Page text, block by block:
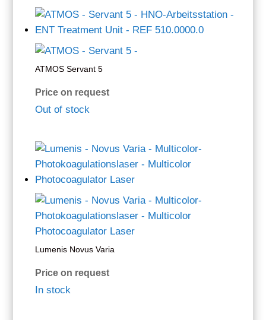
ATMOS Servant 5
Price on request
Out of stock
Lumenis Novus Varia
Price on request
In stock